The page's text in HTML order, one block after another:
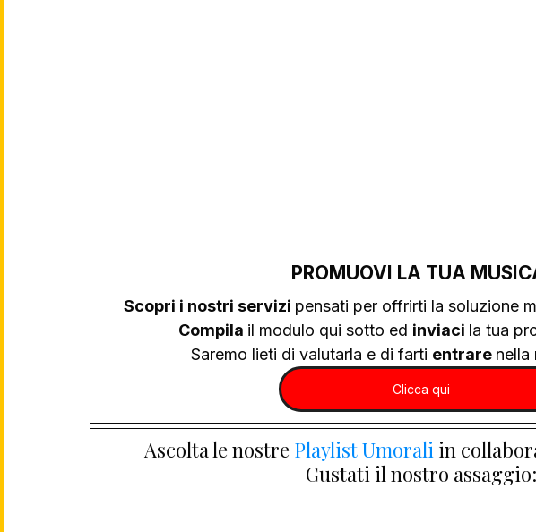
PROMUOVI LA TUA
Scopri i nostri servizi pensati per offrirti la soluzione
Compila il modulo qui sotto ed inviaci la tua
Saremo lieti di valutarla e di farti entrare nella
Clicca qui
Ascolta le nostre Playlist Umorali in
Gustati il nostro assaggio: